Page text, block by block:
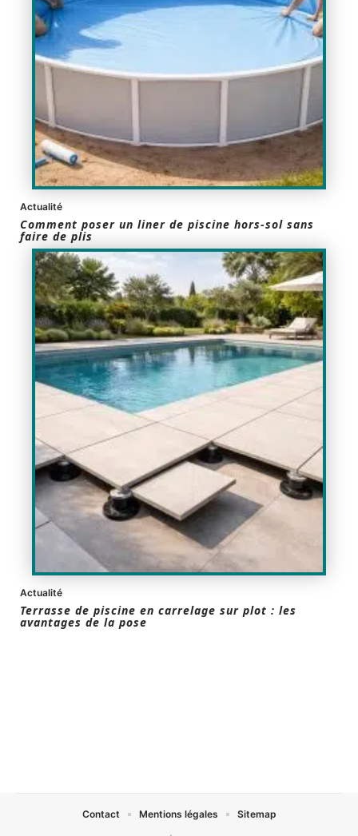
Actualité
Comment poser un liner de piscine hors-sol sans
faire de plis
Actualité
Terrasse de piscine en carrelage sur plot : les
avantages de la pose
Contact Mentions légales Sitemap